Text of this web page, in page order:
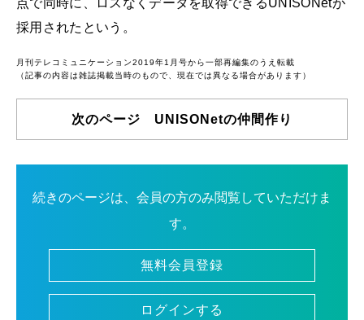
点で同時に、ロスなくデータを取得できるUNISONetが
採用されたという。
月刊テレコミュニケーション2019年1月号から一部再編集のうえ転載
（記事の内容は雑誌掲載当時のもので、現在では異なる場合があります）
次のページ UNISONetの仲間作り
続きのページは、会員の方のみ閲覧していただけま
す。
無料会員登録
ログインする